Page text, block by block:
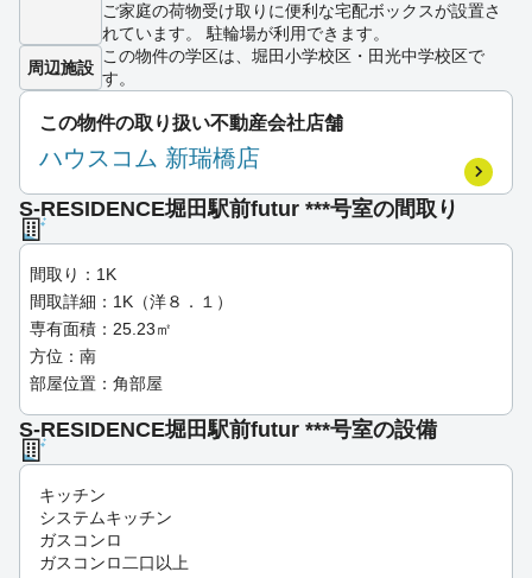
ご家庭の荷物受け取りに便利な宅配ボックスが設置さ
れています。 駐輪場が利用できます。
周辺施設
この物件の学区は、堀田小学校区・田光中学校区で
す。
この物件の取り扱い不動産会社店舗
ハウスコム 新瑞橋店
S-RESIDENCE堀田駅前futur ***号室の間取り
間取り：1K
間取詳細：1K（洋８．１）
専有面積：25.23㎡
方位：南
部屋位置：角部屋
S-RESIDENCE堀田駅前futur ***号室の設備
キッチン
システムキッチン
ガスコンロ
ガスコンロ二口以上